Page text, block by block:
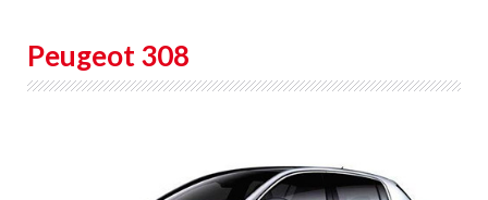
Peugeot 308